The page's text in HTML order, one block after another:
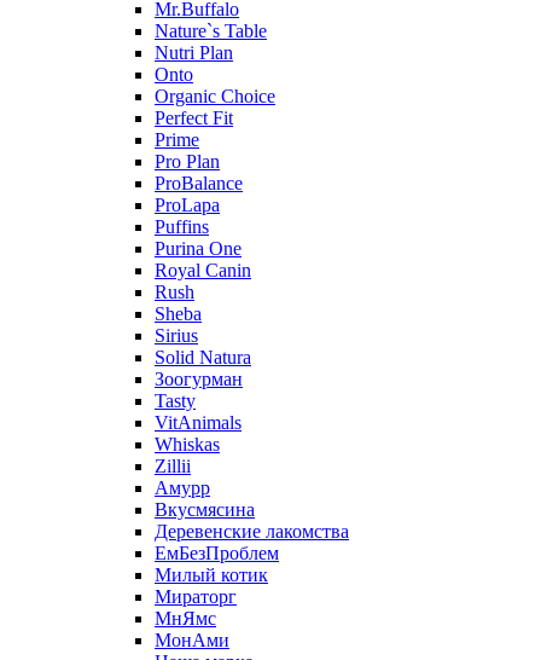
Mr.Buffalo
Nature`s Table
Nutri Plan
Onto
Organic Сhoice
Perfect Fit
Prime
Pro Plan
ProBalance
ProLapa
Puffins
Purina One
Royal Canin
Rush
Sheba
Sirius
Solid Natura
Зоогурман
Tasty
VitAnimals
Whiskas
Zillii
Амурр
Вкусмясина
Деревенские лакомства
ЕмБезПроблем
Милый котик
Мираторг
МнЯмс
МонАми